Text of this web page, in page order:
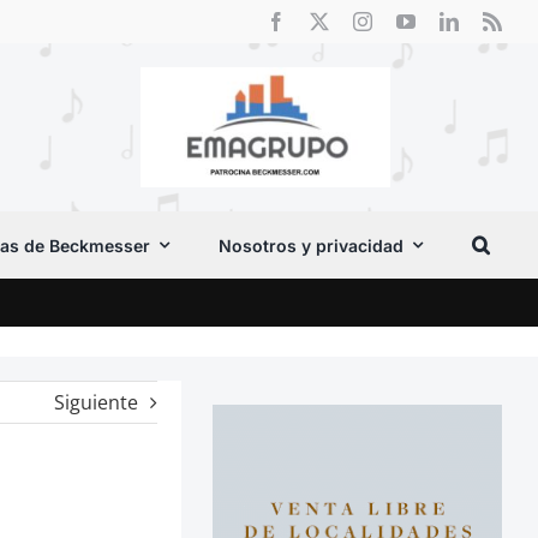
de Beckmesser Nosotros y privacidad
Siguiente